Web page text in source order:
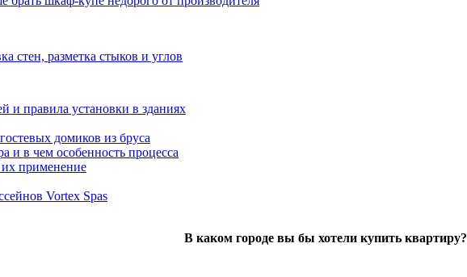
стен, разметка стыков и углов
и правила установки в зданиях
домиков из бруса
и в чем особенность процесса
применение
Vortex Spas
В каком городе вы бы хотели купить квартиру?